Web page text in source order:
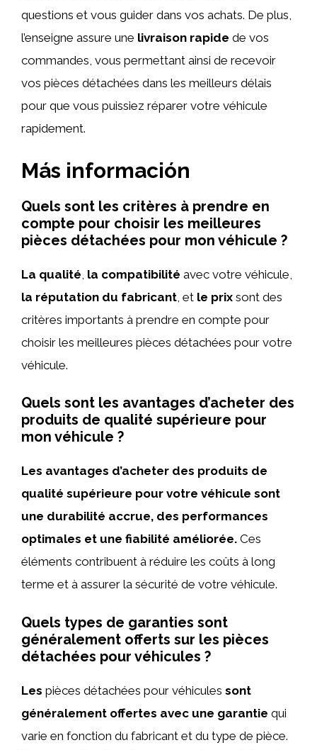
questions et vous guider dans vos achats. De plus,
l’enseigne assure une livraison rapide de vos
commandes, vous permettant ainsi de recevoir
vos pièces détachées dans les meilleurs délais
pour que vous puissiez réparer votre véhicule
rapidement.
Más información
Quels sont les critères à prendre en
compte pour choisir les meilleures
pièces détachées pour mon véhicule ?
La qualité la compatibilité avec votre véhicule,
la réputation du fabricant , et le prix sont des
critères importants à prendre en compte pour
choisir les meilleures pièces détachées pour votre
véhicule.
Quels sont les avantages d’acheter des
produits de qualité supérieure pour
mon véhicule ?
Les avantages d’acheter des produits de
qualité supérieure pour votre véhicule sont
une durabilité accrue, des performances
optimales et une fiabilité améliorée. Ces
éléments contribuent à réduire les coûts à long
terme et à assurer la sécurité de votre véhicule.
Quels types de garanties sont
généralement offerts sur les pièces
détachées pour véhicules ?
Les pièces détachées pour véhicules sont
généralement offertes avec une garantie qui
varie en fonction du fabricant et du type de pièce.